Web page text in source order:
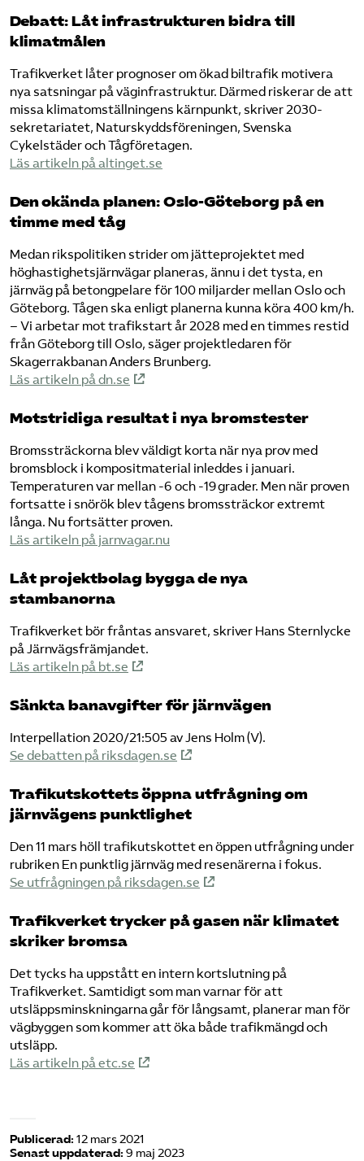
Debatt: Låt infrastrukturen bidra till
klimatmålen
Trafikverket låter prognoser om ökad biltrafik motivera
nya satsningar på väginfrastruktur. Därmed riskerar de att
missa klimatomställningens kärnpunkt, skriver 2030-
sekretariatet, Naturskyddsföreningen, Svenska
Cykelstäder och Tågföretagen.
Läs artikeln på altinget.se
Den okända planen: Oslo-Göteborg på en
timme med tåg
Medan rikspolitiken strider om jätteprojektet med
höghastighetsjärnvägar planeras, ännu i det tysta, en
järnväg på betongpelare för 100 miljarder mellan Oslo och
Göteborg. Tågen ska enligt planerna kunna köra 400 km/h.
– Vi arbetar mot trafikstart år 2028 med en timmes restid
från Göteborg till Oslo, säger projektledaren för
Skagerrakbanan Anders Brunberg.
Läs artikeln på dn.se
Motstridiga resultat i nya bromstester
Bromssträckorna blev väldigt korta när nya prov med
bromsblock i kompositmaterial inleddes i januari.
Temperaturen var mellan -6 och -19 grader. Men när proven
fortsatte i snörök blev tågens bromssträckor extremt
långa. Nu fortsätter proven.
Läs artikeln på jarnvagar.nu
Låt projektbolag bygga de nya
stambanorna
Trafikverket bör fråntas ansvaret, skriver Hans Sternlycke
på Järnvägsfrämjandet.
Läs artikeln på bt.se
Sänkta banavgifter för järnvägen
Interpellation 2020/21:505 av Jens Holm (V).
Se debatten på riksdagen.se
Trafikutskottets öppna utfrågning om
järnvägens punktlighet
Den 11 mars höll trafikutskottet en öppen utfrågning under
rubriken En punktlig järnväg med resenärerna i fokus.
Se utfrågningen på riksdagen.se
Trafikverket trycker på gasen när klimatet
skriker bromsa
Det tycks ha uppstått en intern kortslutning på
Trafikverket. Samtidigt som man varnar för att
utsläppsminskningarna går för långsamt, planerar man för
vägbyggen som kommer att öka både trafikmängd och
utsläpp.
Läs artikeln på etc.se
Publicerad: 12 mars 2021
Senast uppdaterad: 9 maj 2023